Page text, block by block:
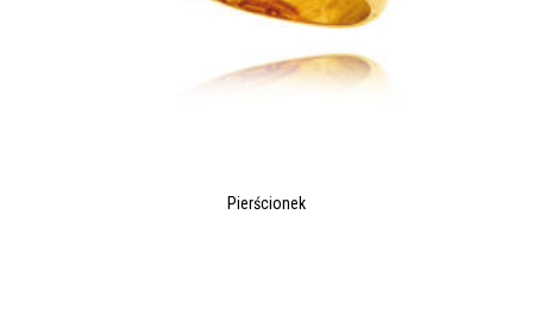
Pierścionek